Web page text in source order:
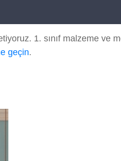
1. sınıf malzeme ve
geçin.